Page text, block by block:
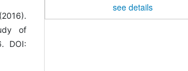
of
DOI:
see details